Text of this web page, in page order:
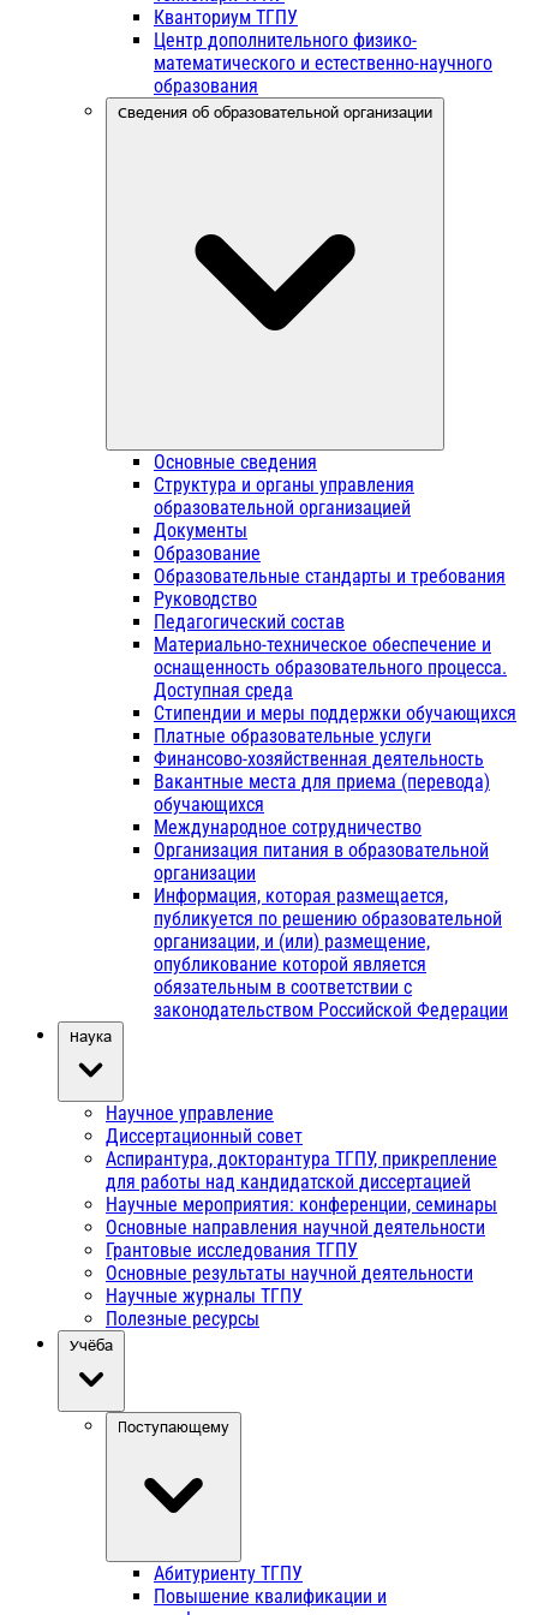
Кванториум ТГПУ
Центр дополнительного физико-
математического и естественно-научного
образования
Сведения об образовательной организации
Основные сведения
Структура и органы управления
образовательной организацией
Документы
Образование
Образовательные стандарты и требования
Руководство
Педагогический состав
Материально-техническое обеспечение и
оснащенность образовательного процесса.
Доступная среда
Стипендии и меры поддержки обучающихся
Платные образовательные услуги
Финансово-хозяйственная деятельность
Вакантные места для приема (перевода)
обучающихся
Международное сотрудничество
Организация питания в образовательной
организации
Информация, которая размещается,
публикуется по решению образовательной
организации, и (или) размещение,
опубликование которой является
обязательным в соответствии с
законодательством Российской Федерации
Наука
Научное управление
Диссертационный совет
Аспирантура, докторантура ТГПУ, прикрепление
для работы над кандидатской диссертацией
Научные мероприятия: конференции, семинары
Основные направления научной деятельности
Грантовые исследования ТГПУ
Основные результаты научной деятельности
Научные журналы ТГПУ
Полезные ресурсы
Учёба
Поступающему
Абитуриенту ТГПУ
Повышение квалификации и